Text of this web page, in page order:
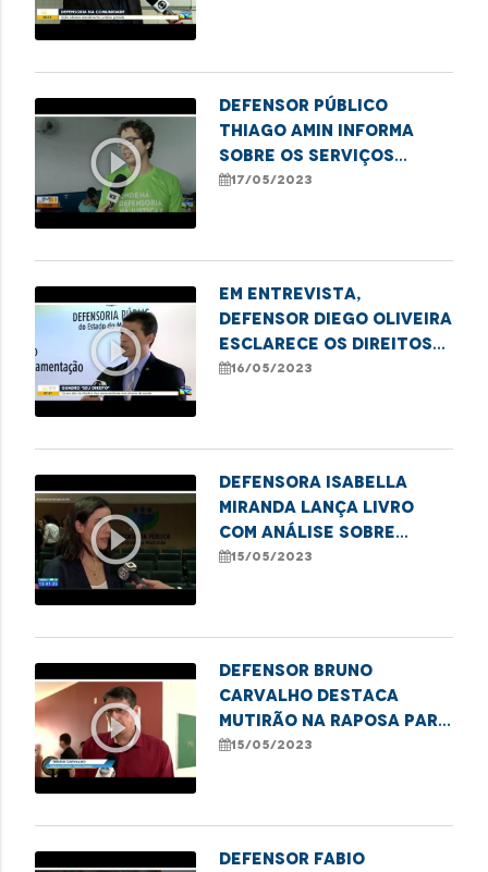
play_circle_outline
Defensor público
Thiago Amin informa
sobre os serviços
oferecidos pelo
imperatriz
17/05/2023
play_circle_outline
Em entrevista,
defensor Diego Oliveira
esclarece os direitos
dos consumidores nos
16/05/2023
play_circle_outline
Defensora Isabella
Miranda lança livro
com análise sobre
mortes no Complexo
15/05/2023
play_circle_outline
Defensor Bruno
Carvalho destaca
mutirão na Raposa para
regularização de
15/05/2023
Defensor Fabio